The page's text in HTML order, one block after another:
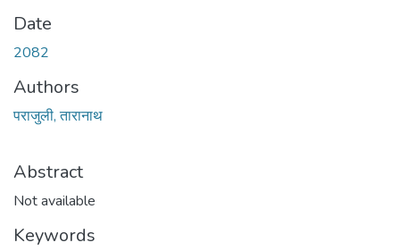
Date
2082
Authors
पराजुली, तारानाथ
Abstract
Not available
Keywords